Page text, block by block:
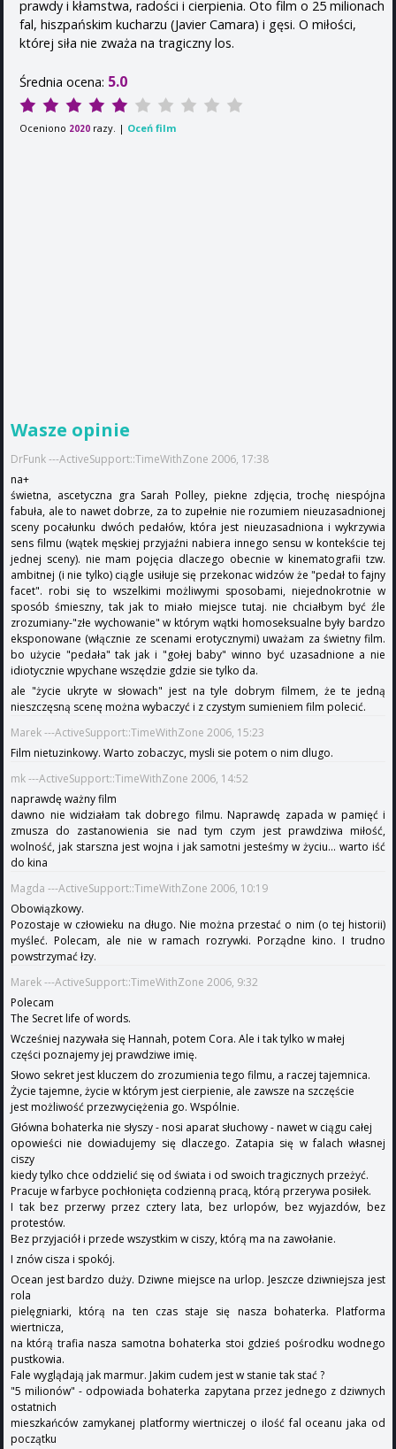
prawdy i kłamstwa, radości i cierpienia. Oto film o 25 milionach
fal, hiszpańskim kucharzu (Javier Camara) i gęsi. O miłości,
której siła nie zważa na tragiczny los.
Średnia ocena: 5.0
Oceniono 2020 razy. | Oceń film
Wasze opinie
DrFunk ---ActiveSupport::TimeWithZone 2006, 17:38
na+
świetna, ascetyczna gra Sarah Polley, piekne zdjęcia, trochę niespójna
fabuła, ale to nawet dobrze, za to zupełnie nie rozumiem nieuzasadnionej
sceny pocałunku dwóch pedałów, która jest nieuzasadniona i wykrzywia
sens filmu (wątek męskiej przyjaźni nabiera innego sensu w kontekście tej
jednej sceny). nie mam pojęcia dlaczego obecnie w kinematografii tzw.
ambitnej (i nie tylko) ciągle usiłuje się przekonac widzów że "pedał to fajny
facet". robi się to wszelkimi możliwymi sposobami, niejednokrotnie w
sposób śmieszny, tak jak to miało miejsce tutaj. nie chciałbym być źle
zrozumiany-"złe wychowanie" w którym wątki homoseksualne były bardzo
eksponowane (włącznie ze scenami erotycznymi) uważam za świetny film.
bo użycie "pedała" tak jak i "gołej baby" winno być uzasadnione a nie
idiotycznie wpychane wszędzie gdzie sie tylko da.
ale "życie ukryte w słowach" jest na tyle dobrym filmem, że te jedną
nieszczęsną scenę można wybaczyć i z czystym sumieniem film polecić.
Marek ---ActiveSupport::TimeWithZone 2006, 15:23
Film nietuzinkowy. Warto zobaczyc, mysli sie potem o nim dlugo.
mk ---ActiveSupport::TimeWithZone 2006, 14:52
naprawdę ważny film
dawno nie widziałam tak dobrego filmu. Naprawdę zapada w pamięć i
zmusza do zastanowienia sie nad tym czym jest prawdziwa miłość,
wolność, jak starszna jest wojna i jak samotni jesteśmy w życiu... warto iść
do kina
Magda ---ActiveSupport::TimeWithZone 2006, 10:19
Obowiązkowy.
Pozostaje w człowieku na długo. Nie można przestać o nim (o tej historii)
myśleć. Polecam, ale nie w ramach rozrywki. Porządne kino. I trudno
powstrzymać łzy.
Marek ---ActiveSupport::TimeWithZone 2006, 9:32
Polecam
The Secret life of words.
Wcześniej nazywała się Hannah, potem Cora. Ale i tak tylko w małej
części poznajemy jej prawdziwe imię.
Słowo sekret jest kluczem do zrozumienia tego filmu, a raczej tajemnica.
Życie tajemne, życie w którym jest cierpienie, ale zawsze na szczęście
jest możliwość przezwyciężenia go. Wspólnie.
Główna bohaterka nie słyszy - nosi aparat słuchowy - nawet w ciągu całej
opowieści nie dowiadujemy się dlaczego. Zatapia się w falach własnej
ciszy
kiedy tylko chce oddzielić się od świata i od swoich tragicznych przeżyć.
Pracuje w farbyce pochłonięta codzienną pracą, którą przerywa posiłek.
I tak bez przerwy przez cztery lata, bez urlopów, bez wyjazdów, bez
protestów.
Bez przyjaciół i przede wszystkim w ciszy, którą ma na zawołanie.
I znów cisza i spokój.
Ocean jest bardzo duży. Dziwne miejsce na urlop. Jeszcze dziwniejsza jest
rola
pielęgniarki, którą na ten czas staje się nasza bohaterka. Platforma
wiertnicza,
na którą trafia nasza samotna bohaterka stoi gdzieś pośrodku wodnego
pustkowia.
Fale wyglądają jak marmur. Jakim cudem jest w stanie tak stać ?
"5 milionów" - odpowiada bohaterka zapytana przez jednego z dziwnych
ostatnich
mieszkańców zamykanej platformy wiertniczej o ilość fal oceanu jaka od
początku